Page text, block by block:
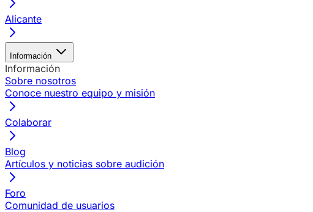
Alicante
Información
Información
Sobre nosotros
Conoce nuestro equipo y misión
Colaborar
Blog
Artículos y noticias sobre audición
Foro
Comunidad de usuarios